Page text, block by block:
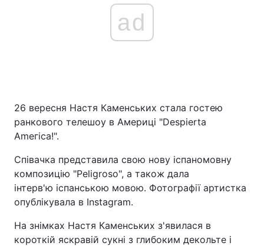
Головна Війна
Україна
Економіка Світ
Спорт Наука
Техно і зв'язок
Зброя Інциденти
ad
26 вересня Настя Каменських стала гостею
ранкового телешоу в Америці "Despierta
Аmегіса!".
Співачка представила свою нову іспаномовну
композицію "Peligroso", а також дала
інтерв'ю іспанською мовою. Фотографії артистка
опублікувала в Instagram.
На знімках Настя Каменських з'явилася в
короткій яскравій сукні з глибоким декольте і